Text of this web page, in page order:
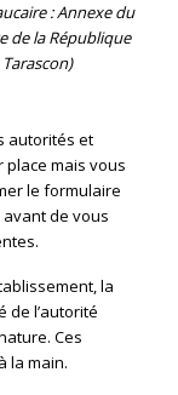
: Annexe du
de la République
autorités et
mais vous
le formulaire
avant de vous
la
de l’autorité
Ces
la main.